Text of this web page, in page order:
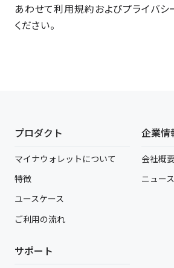
あわせて利用規約およびプライバシ
ください。
プロダクト
マイナウォレットについて
特徴
ユースケース
ご利用の流れ
企業情
会社概
ニュース
サポート